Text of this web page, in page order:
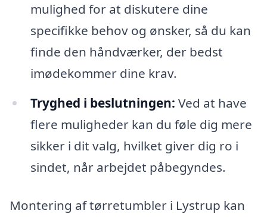
mulighed for at diskutere dine
specifikke behov og ønsker, så du kan
finde den håndværker, der bedst
imødekommer dine krav.
Tryghed i beslutningen: Ved at have
flere muligheder kan du føle dig mere
sikker i dit valg, hvilket giver dig ro i
sindet, når arbejdet påbegyndes.
Montering af tørretumbler i Lystrup kan